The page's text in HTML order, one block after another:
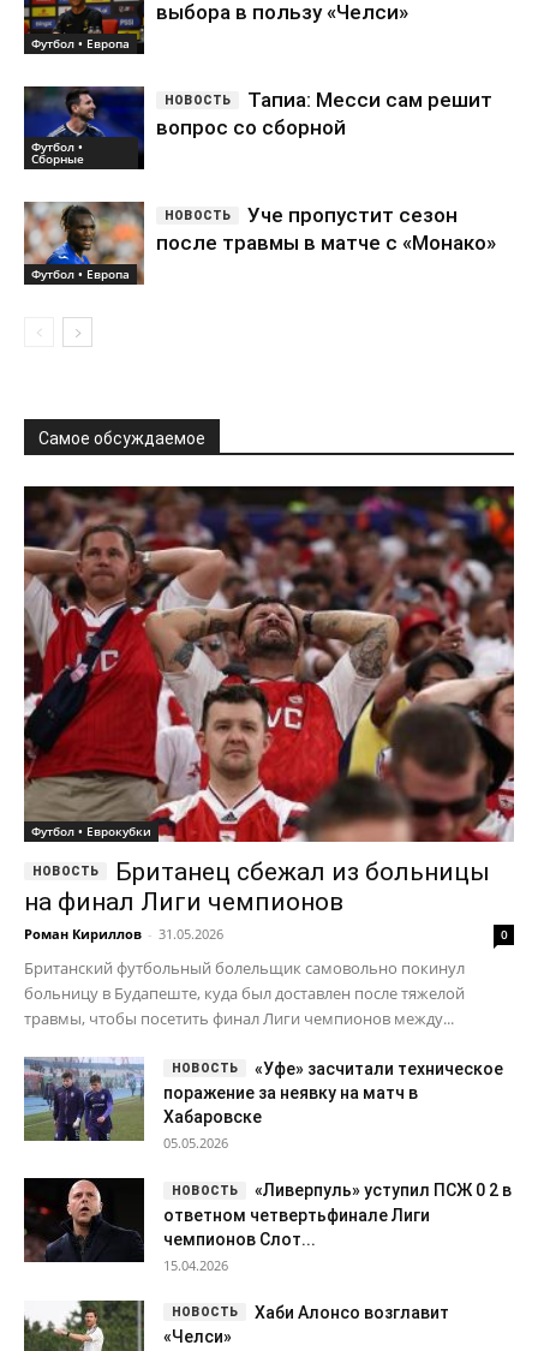
Футбол • Европа
выбора в пользу «Челси»
Футбол •
Сборные
Тапиа: Месси сам решит
вопрос со сборной
Футбол • Европа
Уче пропустит сезон
после травмы в матче с «Монако»
Самое обсуждаемое
Футбол • Еврокубки
Британец сбежал из больницы
на финал Лиги чемпионов
Роман Кириллов - 31.05.2026 0
Британский футбольный болельщик самовольно покинул
больницу в Будапеште, куда был доставлен после тяжелой
травмы, чтобы посетить финал Лиги чемпионов между...
«Уфе» засчитали техническое
поражение за неявку на матч в
Хабаровске
05.05.2026
«Ливерпуль» уступил ПСЖ 0 2 в
ответном четвертьфинале Лиги
чемпионов Слот...
15.04.2026
Хаби Алонсо возглавит
«Челси»